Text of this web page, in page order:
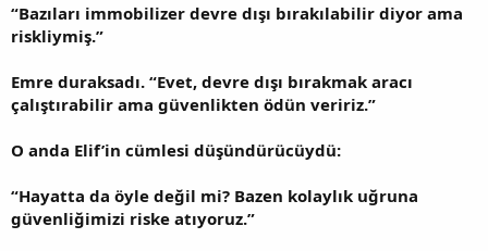
“Bazıları immobilizer devre dışı bırakılabilir diyor ama
riskliymiş.”
Emre duraksadı. “Evet, devre dışı bırakmak aracı
çalıştırabilir ama güvenlikten ödün veririz.”
O anda Elif’in cümlesi düşündürücüydü:
“Hayatta da öyle değil mi? Bazen kolaylık uğruna
güvenliğimizi riske atıyoruz.”